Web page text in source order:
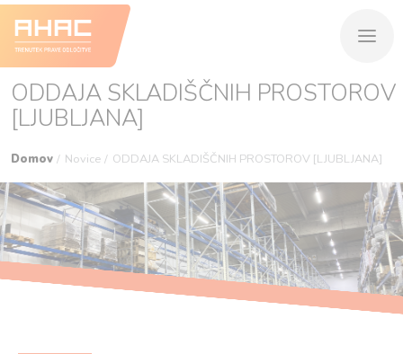
ODDAJA SKLADIŠČNIH PROSTOROV
[LJUBLJANA]
Domov Novice ODDAJA SKLADIŠČNIH PROSTOROV [LJUBLJANA]